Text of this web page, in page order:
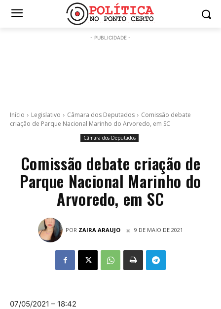
- PUBLICIDADE -
Início Legislativo Câmara dos Deputados
Comissão debate
criação de Parque Nacional Marinho do Arvoredo, em SC
Câmara dos Deputados
Comissão debate criação de
Parque Nacional Marinho do
Arvoredo, em SC
POR ZAIRA ARAUJO 9 DE MAIO DE 2021
07/05/2021 – 18:42